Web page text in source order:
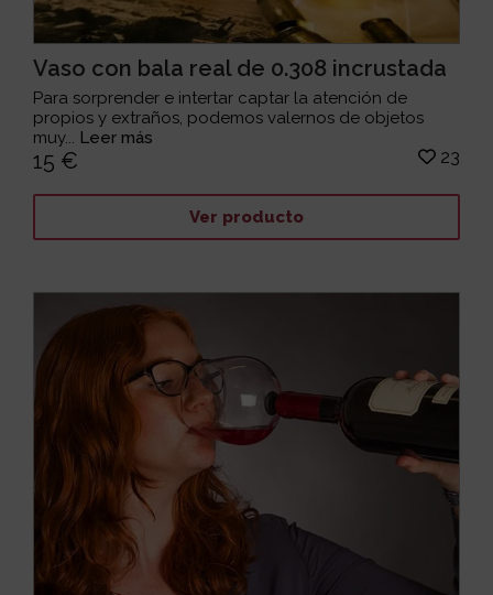
Vaso con bala real de 0.308 incrustada
Para sorprender e intertar captar la atención de
propios y extraños, podemos valernos de objetos
muy... Leer más
15 € 23
Ver producto